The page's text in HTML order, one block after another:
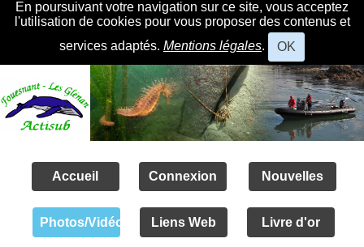
En poursuivant votre navigation sur ce site, vous acceptez
l'utilisation de cookies pour vous proposer des contenus et
services adaptés. Mentions légales. OK
Accueil Connexion Nouvelles
Photos/Vidéos Liens Web Livre d'or